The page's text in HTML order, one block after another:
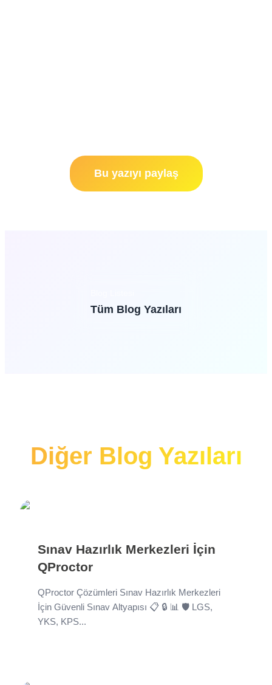
Bu yazıyı paylaş
Tüm Blog Yazıları
Diğer Blog Yazıları
Sınav Hazırlık Merkezleri İçin
QProctor
QProctor Çözümleri Sınav Hazırlık Merkezleri
İçin Güvenli Sınav Altyapısı 📋 🔒 📊 🛡️ LGS,
YKS, KPS...